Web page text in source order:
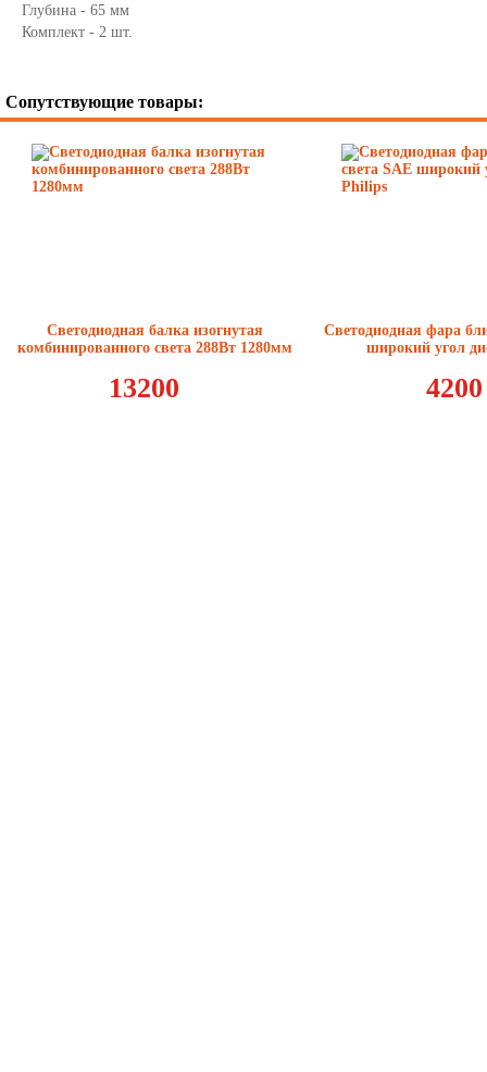
Глубина - 65 мм
Комплект - 2 шт.
Сопутствующие товары:
Светодиодная балка изогнутая
комбинированного света 288Вт 1280мм
13200
Светодиодная фара
широкий угол
4200